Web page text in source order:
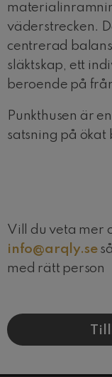
väderstrecken.
centrerad
släktskap, ett
beroende på
Punkthusen är
satsning på
Vill du veta mer
info@arqly.se
med rätt person